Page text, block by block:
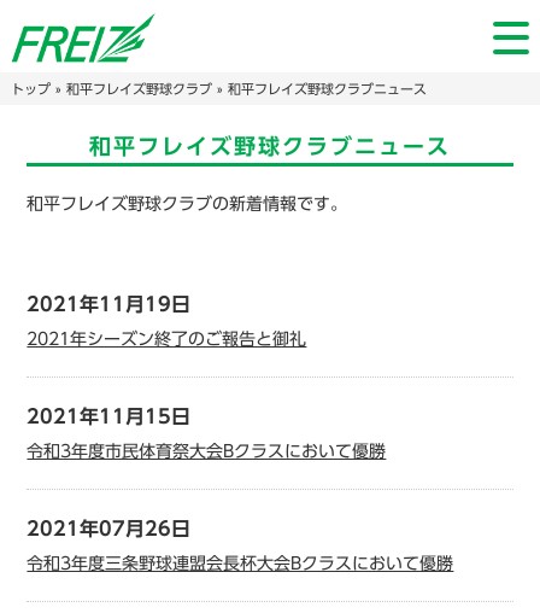
トップ» 和平フレイズ野球クラブ» 和平フレイズ野球クラブニュース
和平フレイズ野球クラブニュース
和平フレイズ野球クラブの新着情報です。
2021年11月19日
2021年シーズン終了のご報告と御礼
2021年11月15日
令和3年度市民体育祭大会Bクラスにおいて優勝
2021年07月26日
令和3年度三条野球連盟会長杯大会Bクラスにおいて優勝